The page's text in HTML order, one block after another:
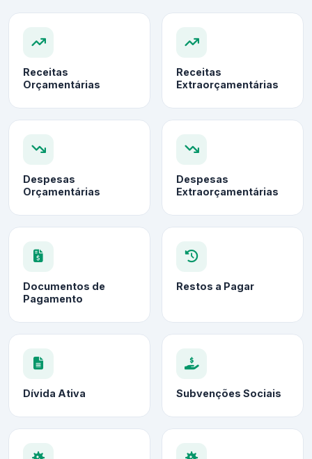
Receitas
Orçamentárias
Receitas
Extraorçamentárias
Despesas
Orçamentárias
Despesas
Extraorçamentárias
Documentos de
Pagamento
Restos a Pagar
Dívida Ativa Subvenções Sociais